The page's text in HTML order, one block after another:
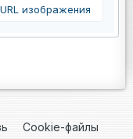
изображения
Cookie-файлы